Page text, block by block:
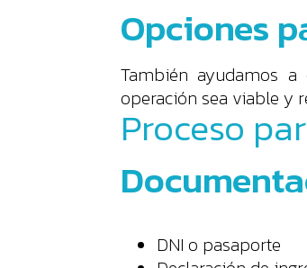
Opciones
También ayudamos
operación sea viable y
Proceso
DNI o pasaporte